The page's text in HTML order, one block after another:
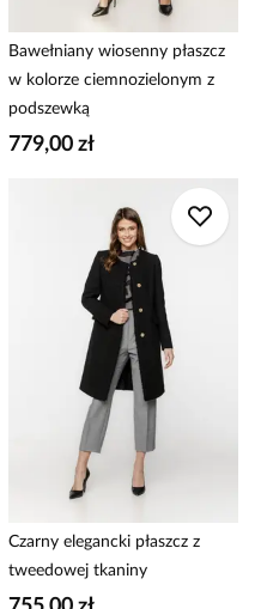
Bawełniany wiosenny płaszcz
w kolorze ciemnozielonym z
podszewką
779,00 zł
Czarny elegancki płaszcz z
tweedowej tkaniny